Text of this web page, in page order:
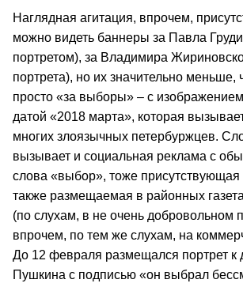
Наглядная агитация, впрочем,
можно видеть баннеры за Павла
портретом), за Владимира
портрета), но их значительно меньше,
просто «за выборы» – с
датой «2018 марта», которая
многих злоязычных петербуржцев.
вызывает и социальная реклама с
слова «выбор», тоже присутствующая
также размещаемая в районных
(по слухам, в не очень добровольном
впрочем, по тем же слухам, на
До 12 февраля размещался портрет к
Пушкина с подписью «он выбрал